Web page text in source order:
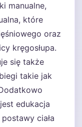
manualne,
które
oraz
kręgosłupa.
się także
takie jak
edukacja
ciała